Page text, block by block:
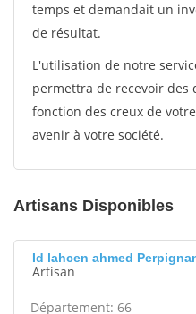
temps et demandait un
de résultat.
L'utilisation de notre
permettra de recevoir des
fonction des creux de
avenir à votre société.
Artisans Disponibles
Id lahcen ahmed
Artisan
Département: 66